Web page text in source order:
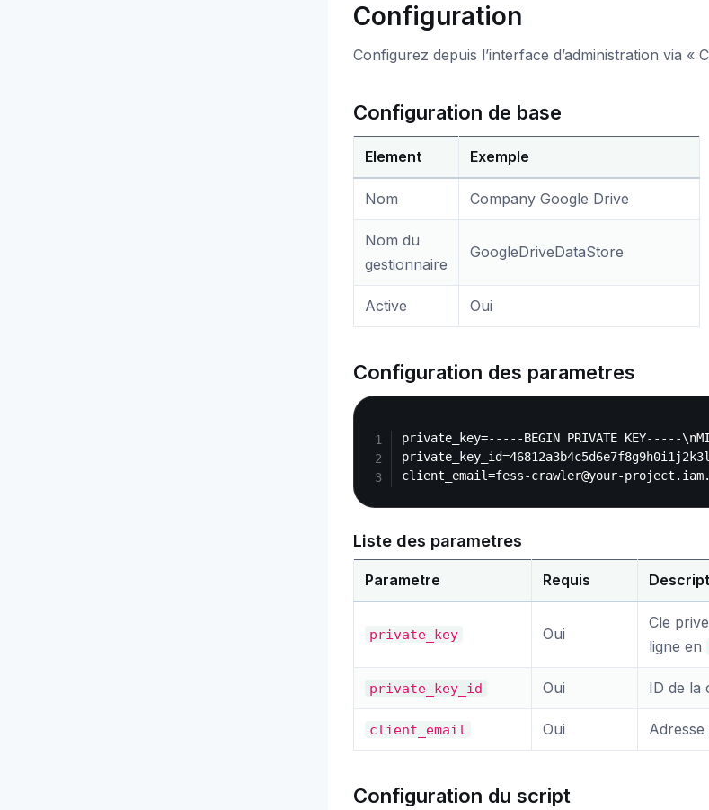
Configuration
Configurez depuis l’interface d’administration via
Configuration de base
Element Exemple
Nom Company Google Drive
Nom du
gestionnaire
GoogleDriveDataStore
Active Oui
Configuration des parametres
private_key=-----BEGIN PRIVATE KEY-----
Liste des parametres
Parametre Requis
private_key Oui
Cle
ligne en
private_key_id Oui ID de la
client_email Oui
Configuration du script